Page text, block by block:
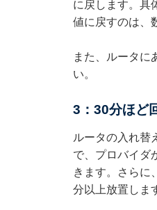
に戻します。具
値に戻すのは、
また、ルータに
い。
3：30分ほど
ルータの入れ替
で、プロバイダ
きます。さらに
分以上放置しま